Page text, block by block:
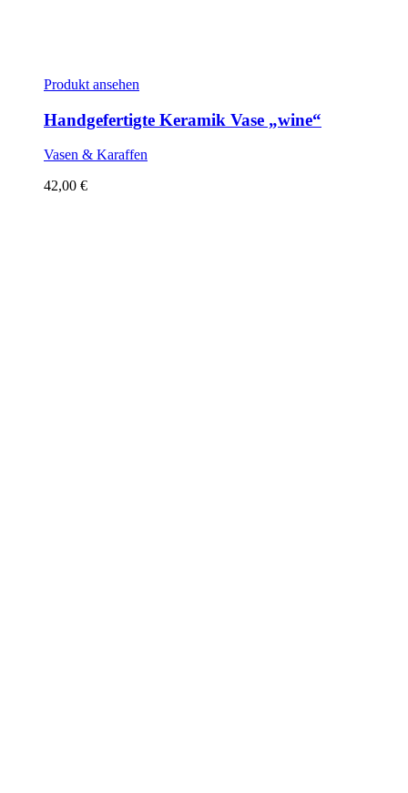
Produkt ansehen
Handgefertigte Keramik Vase „wine“
Vasen & Karaffen
42,00 €